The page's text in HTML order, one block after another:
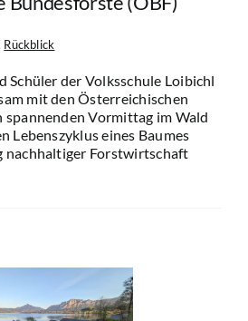
Rückblick
Schüler der Volksschule Loibichl
mit den Österreichischen
spannenden Vormittag im Wald
Lebenszyklus eines Baumes
nachhaltiger Forstwirtschaft